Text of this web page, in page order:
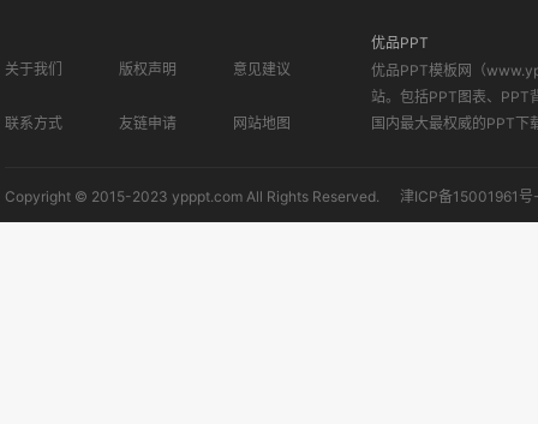
关于我们 版权声明 意见建议
联系方式 友链申请 网站地图
优品PPT
优品PPT模板网（
站。包括PPT图表、PPT
国内最大最权威的PPT下
Copyright © 2015-2023 ypppt.com All Rights Reserved. 津ICP备15001961号